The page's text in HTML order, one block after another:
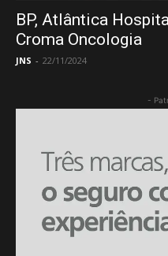
BP, Atlântica
Croma Oncologia
JNS - 22/11/2024
-